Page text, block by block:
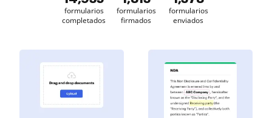
formularios
completados
formularios
firmados
formularios
enviados